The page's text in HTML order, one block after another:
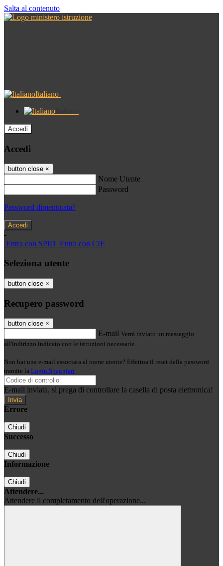
Salta al contenuto
Italiano
Accedi
Accedi
button close ×
Nome Utente
Password
Password dimenticata?
-
Entra con SPID Entra con CIE
Seleziona utente
button close ×
Recupero password
button close ×
E-mail Verrà inviato un messaggio
all'indirizzo indicato con le istruzioni necessarie.
Non hai una e-mail associata al nome utente? Effettua il reset della password
tramite la Login Spaggiari
E-mail inviata, si prega di controllare la casella di posta elettronica!
Errore
Chiudi
Successo
Chiudi
Informazione
Chiudi
Attendere...
Attendere il completamento dell'operazione...